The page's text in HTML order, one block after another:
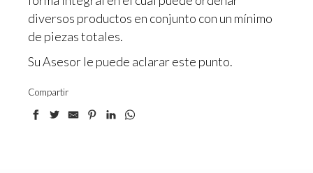
diversos productos en conjunto con un mínimo
de piezas totales.
Su Asesor le puede aclarar este punto.
Compartir